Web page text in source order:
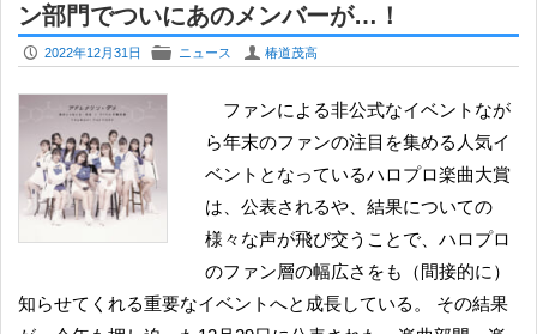
ン部門でついにあのメンバーが…！
P 2022年12月31日 F ニュース U 椿道茂高
ファンによる非公式なイベントなが
ら年末のファンの注目を集める人気イ
ベントとなっているハロプロ楽曲大賞
は、公表されるや、結果についての
様々な声が飛び交うことで、ハロプロ
のファン層の幅広さをも（間接的に）
知らせてくれる重要なイベントへと成長している。 その結果